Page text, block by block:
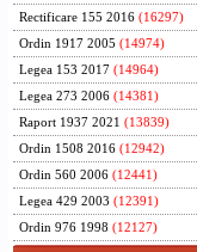
Rectificare 155 2016 (16297)
Ordin 1917 2005 (14974)
Legea 153 2017 (14964)
Legea 273 2006 (14381)
Raport 1937 2021 (13839)
Ordin 1508 2016 (12942)
Ordin 560 2006 (12441)
Legea 429 2003 (12391)
Ordin 976 1998 (12127)